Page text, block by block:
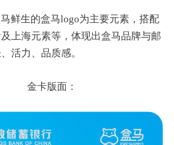
鲜生的盒马logo为主要元素，搭配
上海元素等，体现出盒马品牌与邮
活力、品质感。
金卡版面：